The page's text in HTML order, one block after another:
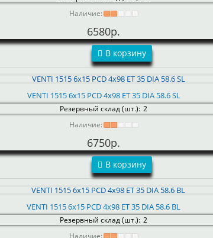
Наличие:
6580р.
В корзину
VENTI 1515 6x15 PCD 4x98 ET 35 DIA 58.6 SL
Резервный склад (шт.): 2
Наличие:
6750р.
В корзину
VENTI 1515 6x15 PCD 4x98 ET 35 DIA 58.6 BL
Резервный склад (шт.): 2
Наличие: